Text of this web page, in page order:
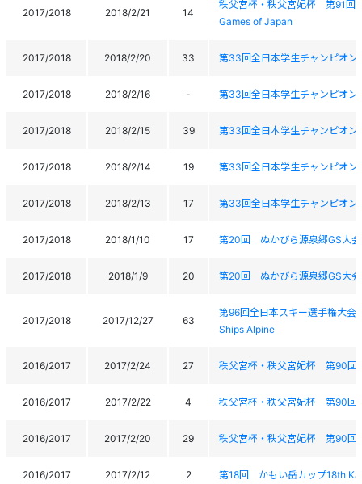
2017/2018 2018/2/21 14
秩父宮杯・秩父宮妃杯 第91回
Games of Japan
2017/2018 2018/2/20 33 第33回全日本学生チャンピオ
2017/2018 2018/2/16 - 第33回全日本学生チャンピオ
2017/2018 2018/2/15 39 第33回全日本学生チャンピオ
2017/2018 2018/2/14 19 第33回全日本学生チャンピオ
2017/2018 2018/2/13 17 第33回全日本学生チャンピオ
2017/2018 2018/1/10 17 第20回 ぬかびら源泉郷GS大
2017/2018 2018/1/9 20 第20回 ぬかびら源泉郷GS大
2017/2018 2017/12/27 63
第96回全日本スキー選手権大
Ships Alpine
2016/2017 2017/2/24 27 秩父宮杯・秩父宮妃杯 第90回
2016/2017 2017/2/22 4 秩父宮杯・秩父宮妃杯 第90回
2016/2017 2017/2/20 29 秩父宮杯・秩父宮妃杯 第90回
2016/2017 2017/2/12 2 第18回 かもい岳カップ18th